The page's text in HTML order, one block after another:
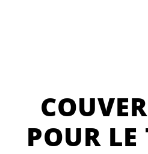
POUR